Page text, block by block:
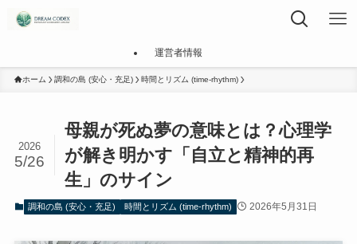
運営者情報
ホーム 調和の島 (安心・充足) 時間とリズム (time-rhythm)
母親が死ぬ夢の意味とは？心理学
が解き明かす「自立と精神的再
生」のサイン
2026
5/26
調和の島 (安心・充足) 時間とリズム (time-rhythm) 2026年5月31日